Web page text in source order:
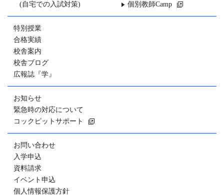
(自宅での入試対策)
個別教師Camp
特別授業
合格実績
校舎案内
校舎ブログ
広報誌『学』
お知らせ
緊急時の対応について
コックピットサポート
お問い合わせ
入学申込
資料請求
イベント申込
個人情報保護方針